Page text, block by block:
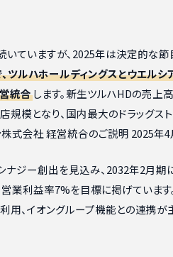
ていますが、2025年は決定的な節
ツルハホールディングスとウエルシ
統合します。新生ツルハHDの売上
規模となり、国内最大のドラッグス
株式会社 経営統合のご説明 2025年4
ジー創出を見込み、2032年2月期
業利益率7%を目標に掲げています
用、イオングループ機能との連携